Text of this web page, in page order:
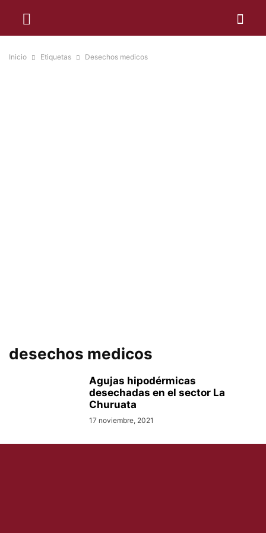
Inicio Etiquetas Desechos medicos
desechos medicos
Agujas hipodérmicas
desechadas en el sector La
Churuata
17 noviembre, 2021